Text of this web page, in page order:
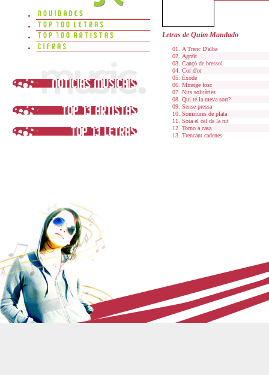
Letras de Quim Mandado
A Trenc D'alba
Agraït
Cançó de bressol
Cor d'or
Èxode
Miratge fosc
Nits solitàries
Qui té la meva sort?
Sense pressa
Somriures de plata
Sota el cel de la nit
Torno a casa
Trencant cadenes